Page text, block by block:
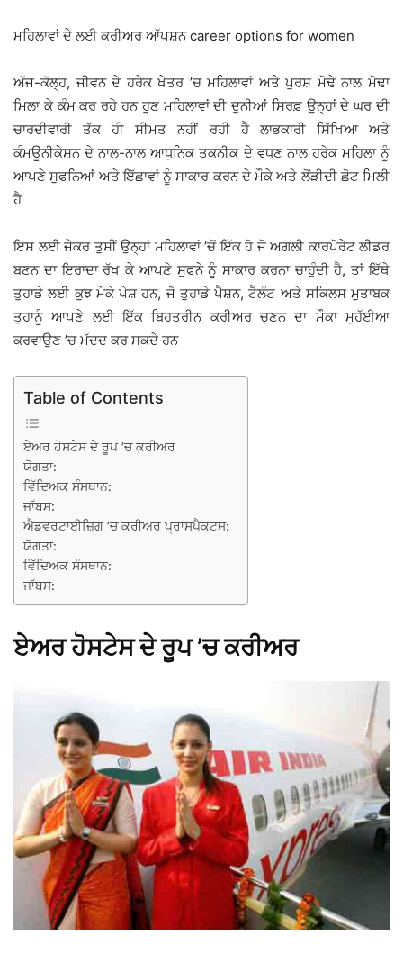
ਮਹਿਲਾਵਾਂ ਦੇ ਲਈ ਕਰੀਅਰ ਆੱਪਸ਼ਨ career options for women
ਅੱਜ-ਕੱਲ੍ਹ, ਜੀਵਨ ਦੇ ਹਰੇਕ ਖੇਤਰ ’ਚ ਮਹਿਲਾਵਾਂ ਅਤੇ ਪੁਰਸ਼ ਮੋਢੇ ਨਾਲ ਮੋਢਾ
ਮਿਲਾ ਕੇ ਕੰਮ ਕਰ ਰਹੇ ਹਨ ਹੁਣ ਮਹਿਲਾਵਾਂ ਦੀ ਦੁਨੀਆਂ ਸਿਰਫ਼ ਉਨ੍ਹਾਂ ਦੇ ਘਰ ਦੀ
ਚਾਰਦੀਵਾਰੀ ਤੱਕ ਹੀ ਸੀਮਤ ਨਹੀਂ ਰਹੀ ਹੈ ਲਾਭਕਾਰੀ ਸਿੱਖਿਆ ਅਤੇ
ਕੰਮਊਨੀਕੇਸ਼ਨ ਦੇ ਨਾਲ-ਨਾਲ ਆਧੁਨਿਕ ਤਕਨੀਕ ਦੇ ਵਧਣ ਨਾਲ ਹਰੇਕ ਮਹਿਲਾ ਨੂੰ
ਆਪਣੇ ਸੁਫਨਿਆਂ ਅਤੇ ਇੱਛਾਵਾਂ ਨੂੰ ਸਾਕਾਰ ਕਰਨ ਦੇ ਮੌਕੇ ਅਤੇ ਲੋਂੜੀਦੀ ਛੋਟ ਮਿਲੀ
ਹੈ
ਇਸ ਲਈ ਜੇਕਰ ਤੁਸੀਂ ਉਨ੍ਹਾਂ ਮਹਿਲਾਵਾਂ ’ਚੋਂ ਇੱਕ ਹੋ ਜੋ ਅਗਲੀ ਕਾਰਪੋਰੇਟ ਲੀਡਰ
ਬਣਨ ਦਾ ਇਰਾਦਾ ਰੱਖ ਕੇ ਆਪਣੇ ਸੁਫਨੇ ਨੂੰ ਸਾਕਾਰ ਕਰਨਾ ਚਾਹੁੰਦੀ ਹੈ, ਤਾਂ ਇੱਥੇ
ਤੁਹਾਡੇ ਲਈ ਕੁਝ ਮੌਕੇ ਪੇਸ਼ ਹਨ, ਜੋ ਤੁਹਾਡੇ ਪੈਸ਼ਨ, ਟੈਲੰਟ ਅਤੇ ਸਕਿਲਸ ਮੁਤਾਬਕ
ਤੁਹਾਨੂੰ ਆਪਣੇ ਲਈ ਇੱਕ ਬਿਹਤਰੀਨ ਕਰੀਅਰ ਚੁਣਨ ਦਾ ਮੌਕਾ ਮੁਹੱਈਆ
ਕਰਵਾਉਣ ’ਚ ਮੱਦਦ ਕਰ ਸਕਦੇ ਹਨ
Table of Contents
ਏਅਰ ਹੋਸਟੇਸ ਦੇ ਰੂਪ ’ਚ ਕਰੀਅਰ
ਯੋਗਤਾ:
ਵਿੱਦਿਅਕ ਸੰਸਥਾਨ:
ਜਾੱਬਸ:
ਐਡਵਰਟਾਈਜ਼ਿਗ ’ਚ ਕਰੀਅਰ ਪ੍ਰਾਸਪੈਕਟਸ:
ਯੋਗਤਾ:
ਵਿੱਦਿਅਕ ਸੰਸਥਾਨ:
ਜਾੱਬਸ:
ਏਅਰ ਹੋਸਟੇਸ ਦੇ ਰੂਪ ’ਚ ਕਰੀਅਰ